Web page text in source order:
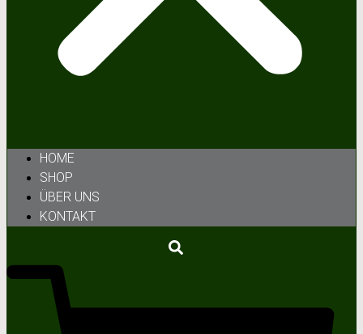
HOME
SHOP
ÜBER UNS
KONTAKT